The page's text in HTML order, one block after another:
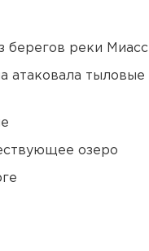
берегов реки Миасс
атаковала тыловые
озеро